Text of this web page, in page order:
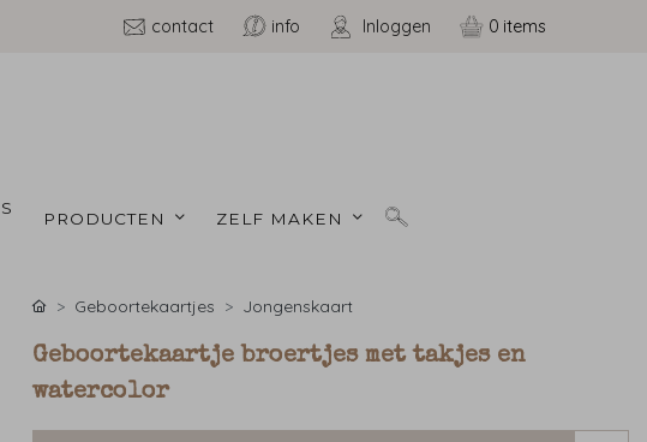
contact info Inloggen 0
PRODUCTEN ZELF MAKEN
Geboortekaartjes Jongenskaart
Geboortekaartje broertjes met takjes en
watercolor